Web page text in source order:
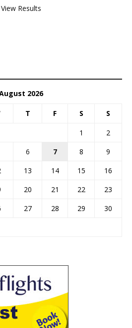
View Results
2026
T F S S
1
2
6 7 8
9
13 14 15
16
20 21 22
23
27 28 29
30